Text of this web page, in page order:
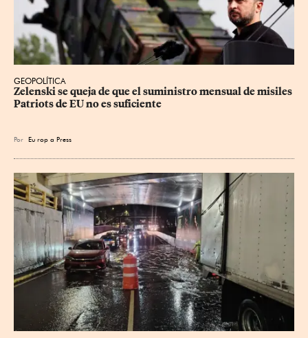
GEOPOLÍTICA
Zelenski se queja de que el suministro mensual de misiles
Patriots de EU no es suficiente
Por Eu rop a Press